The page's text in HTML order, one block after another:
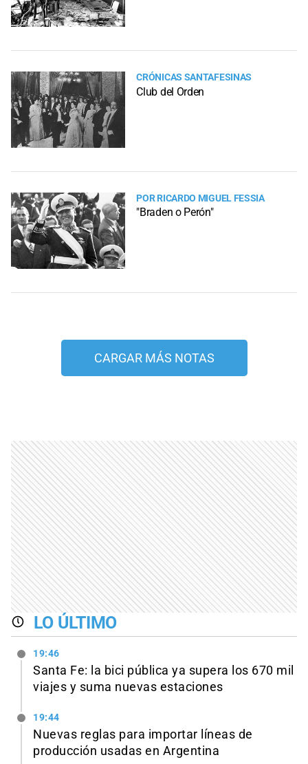
CRÓNICAS SANTAFESINAS
Club del Orden
POR RICARDO MIGUEL FESSIA
"Braden o Perón"
CARGAR MÁS NOTAS
LO ÚLTIMO
19:46
Santa Fe: la bici pública ya supera los 670 mil
viajes y suma nuevas estaciones
19:44
Nuevas reglas para importar líneas de
producción usadas en Argentina